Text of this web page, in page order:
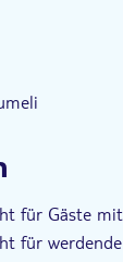
für Gäste
für